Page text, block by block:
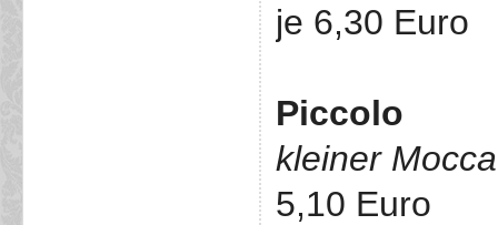
je 6,30 Euro
Piccolo
kleiner
5,10 Euro